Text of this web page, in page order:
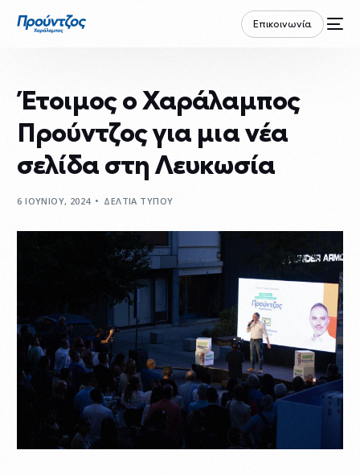
Επικοινωνία
Έτοιμος o Χαράλαμπος
Προύντζος για μια νέα
σελίδα στη Λευκωσία
6 ΙΟΥΝΙΟΥ, 2024 ΔΕΛΤΙΑ ΤΥΠΟΥ